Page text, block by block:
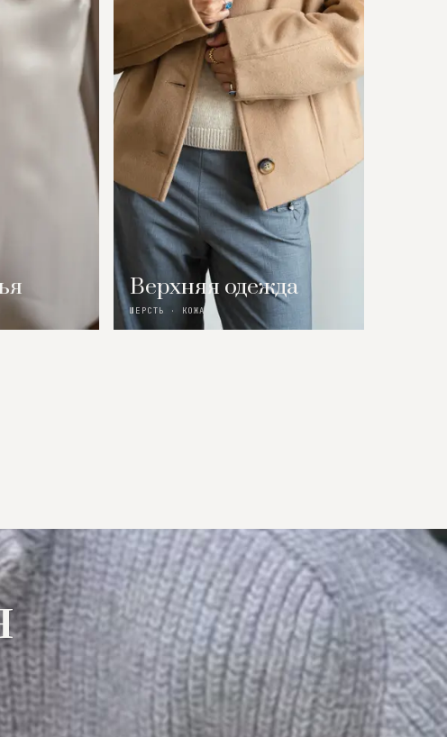
Верхняя одежда
ШЕРСТЬ · КОЖА